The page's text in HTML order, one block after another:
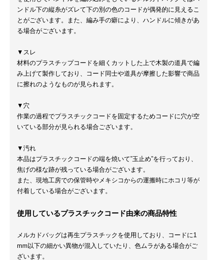
ンドル下の縦糸がズレて下の別の色のコードが偶発的に見えるこ
とがございます。また、編み手の癖により、ハンドルに傾きがあ
る場合がございます。
▼スレ
材料のプラスチップコードを細くカットした上で木製の道具で編
み上げて製作しており、コード同士や道具が摩擦した影響で商品
に擦れのようなものが見られます。
▼穴
作業の過程でプラスチックコードを固定するためコードに穴が空
いている部分が見られる場合ございます。
▼汚れ
本品はプラスチックコードの端を焼いて”玉止め”を行っており、
焦げの様な跡が残っている場合がございます。
また、現地工房での保管時やメキシコからの運搬時にホコリ等が
付着している場合がございます。
使用しているプラスチックコード由来の商品特性
メルカドバッグは再生プラスチックを使用しており、コードに1
mm以下の細かい異物が混入していたり、色ムラがある場合がご
ざいます。